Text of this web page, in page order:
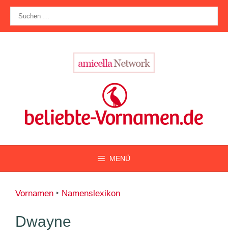
Zum
Inhalt
springen
nach:
MENÜ
Vornamen ‣ Namenslexikon
Dwayne